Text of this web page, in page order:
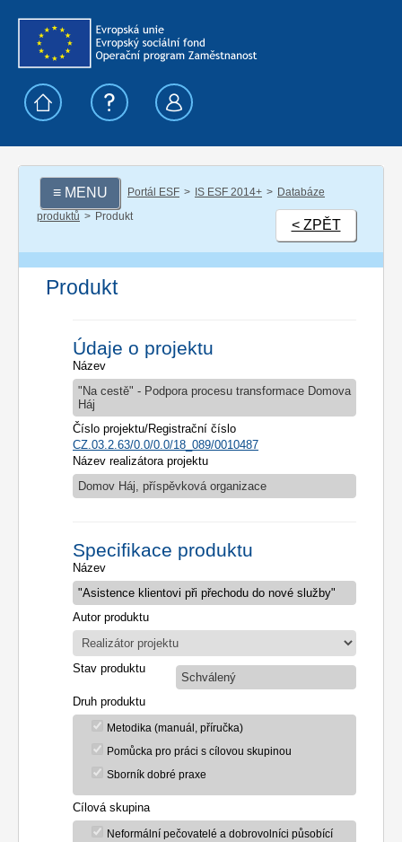
≡ MENU Portál ESF IS ESF 2014+
Databáze
produktů
Produkt
< ZPĚT
Produkt
Údaje o projektu
Název
"Na cestě" - Podpora procesu transformace Domova
Háj
Číslo projektu/Registrační číslo
CZ.03.2.63/0.0/0.0/18_089/0010487
Název realizátora projektu
Domov Háj, příspěvková organizace
Specifikace produktu
Název
Autor produktu
Stav produktu
Schválený
Druh produktu
Metodika (manuál, příručka)
Pomůcka pro práci s cílovou skupinou
Sborník dobré praxe
Cílová skupina
Neformální pečovatelé a dobrovolníci působící